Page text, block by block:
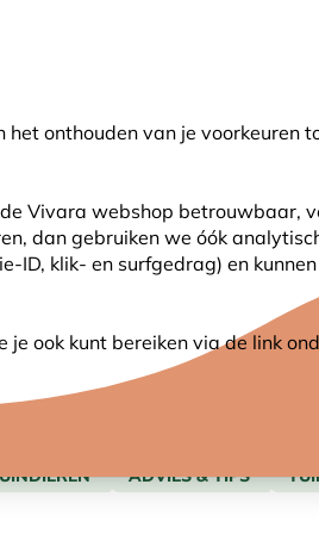
onthouden van je voorkeuren
Vivara webshop betrouwbaar,
dan gebruiken we óók
ID, klik- en surfgedrag) en
je ook kunt bereiken via de link
PLANTEN
ADVIES & TIPS